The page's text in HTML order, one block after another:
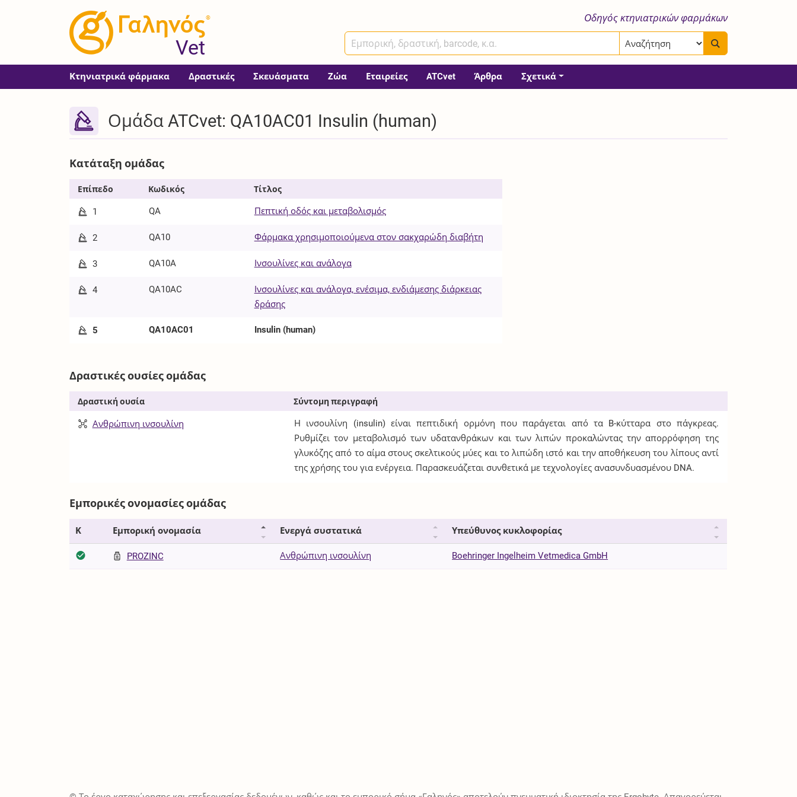
®
Vet
Οδηγός κτηνιατρικών φαρμάκων
Κτηνιατρικά φάρμακα Δραστικές Σκευάσματα Ζώα Εταιρείες ATCvet Άρθρα Σχετικά
Ομάδα ATCvet: QA10AC01 Insulin (human)
Κατάταξη ομάδας
Επίπεδο Κωδικός Τίτλος
1 QA Πεπτική οδός και μεταβολισμός
2 QA10 Φάρμακα χρησιμοποιούμενα στον σακχαρώδη διαβήτη
3 QA10A Ινσουλίνες και ανάλογα
4 QA10AC
Ινσουλίνες και ανάλογα, ενέσιμα, ενδιάμεσης διάρκειας
δράσης
5 QA10AC01 Insulin (human)
Δραστικές ουσίες ομάδας
Δραστική ουσία Σύντομη περιγραφή
Ανθρώπινη ινσουλίνη
Η ινσουλίνη (insulin) είναι πεπτιδική ορμόνη που παράγεται από τα B-κύτταρα στο πάγκρεας.
Ρυθμίζει τον μεταβολισμό των υδατανθράκων και των λιπών προκαλώντας την απορρόφηση της
γλυκόζης από το αίμα στους σκελτικούς μύες και το λιπώδη ιστό και την αποθήκευση του λίπους αντί
της χρήσης του για ενέργεια. Παρασκευάζεται συνθετικά με τεχνολογίες ανασυνδυασμένου DNA.
Εμπορικές ονομασίες ομάδας
Κ Εμπορική ονομασία Ενεργά συστατικά Υπεύθυνος κυκλοφορίας
PROZINC Ανθρώπινη ινσουλίνη Boehringer Ingelheim Vetmedica GmbH